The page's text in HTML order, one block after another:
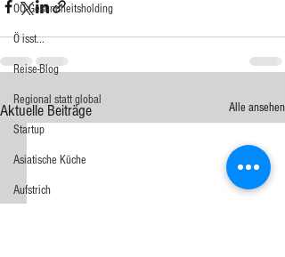
OÖ-Gesundheitsholding
Ö isst...
Reise-Blog
Regional statt global
Startup
Asiatische Küche
Aufstrich
Aktuelle Beiträge Alle ansehen